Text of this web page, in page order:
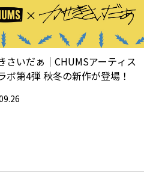
さいだぁ｜CHUMSアーティス
ボ第4弾 秋冬の新作が登場！